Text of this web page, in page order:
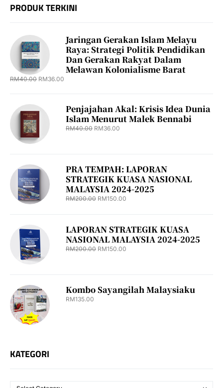
PRODUK TERKINI
Jaringan Gerakan Islam Melayu
Raya: Strategi Politik Pendidikan
Dan Gerakan Rakyat Dalam
Melawan Kolonialisme Barat
RM40.00 RM36.00
Penjajahan Akal: Krisis Idea Dunia
Islam Menurut Malek Bennabi
RM40.00 RM36.00
PRA TEMPAH: LAPORAN
STRATEGIK KUASA NASIONAL
MALAYSIA 2024-2025
RM200.00 RM150.00
LAPORAN STRATEGIK KUASA
NASIONAL MALAYSIA 2024-2025
RM200.00 RM150.00
Kombo Sayangilah Malaysiaku
RM135.00
KATEGORI